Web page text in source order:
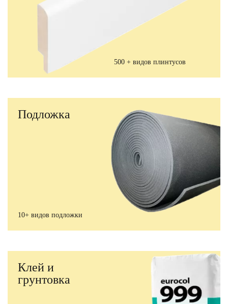
500 + видов плинтусов
Подложка
10+ видов подложки
Клей и
грунтовка